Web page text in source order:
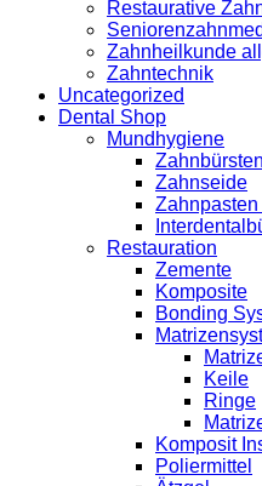
Restaurative
Zahnheilkunde
Zahntechnik
Uncategorized
Dental Shop
Mundhygiene
Zahnbürsten
Zahnseide
Restauration
Zemente
Komposite
Bonding
Keile
Ringe
Komposit
Poliermittel